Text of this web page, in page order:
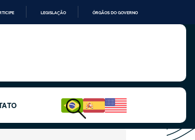
LEGISLAÇÃO ÓRGÃOS DO GOVERNO